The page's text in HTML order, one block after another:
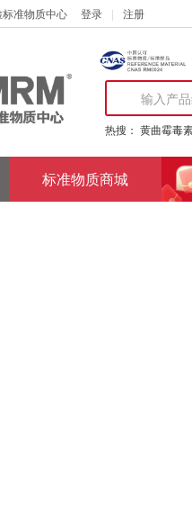
准物质中心 登录 注册
热搜： 黄曲霉毒
标准物质商城